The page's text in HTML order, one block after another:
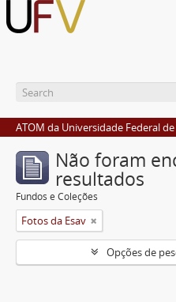
ATOM da Universidade Federal
Não foram
resultados
Fundos e Coleções
Fotos da Esav
Opções de